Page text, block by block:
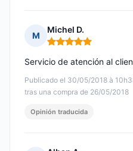
M
Michel D.
Nota: 5 de 5
Publicado el 30/05/2018 à
tras una compra de 26/05/2018
Servicio de atención al
Opinión traducida